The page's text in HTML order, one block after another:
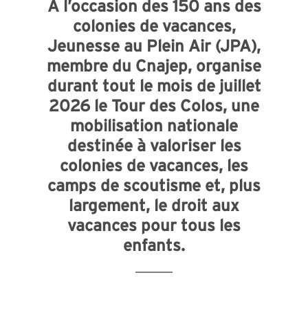
À l’occasion des 150 ans des
colonies de vacances,
Jeunesse au Plein Air (JPA),
membre du Cnajep, organise
durant tout le mois de juillet
2026 le Tour des Colos, une
mobilisation nationale
destinée à valoriser les
colonies de vacances, les
camps de scoutisme et, plus
largement, le droit aux
vacances pour tous les
enfants.